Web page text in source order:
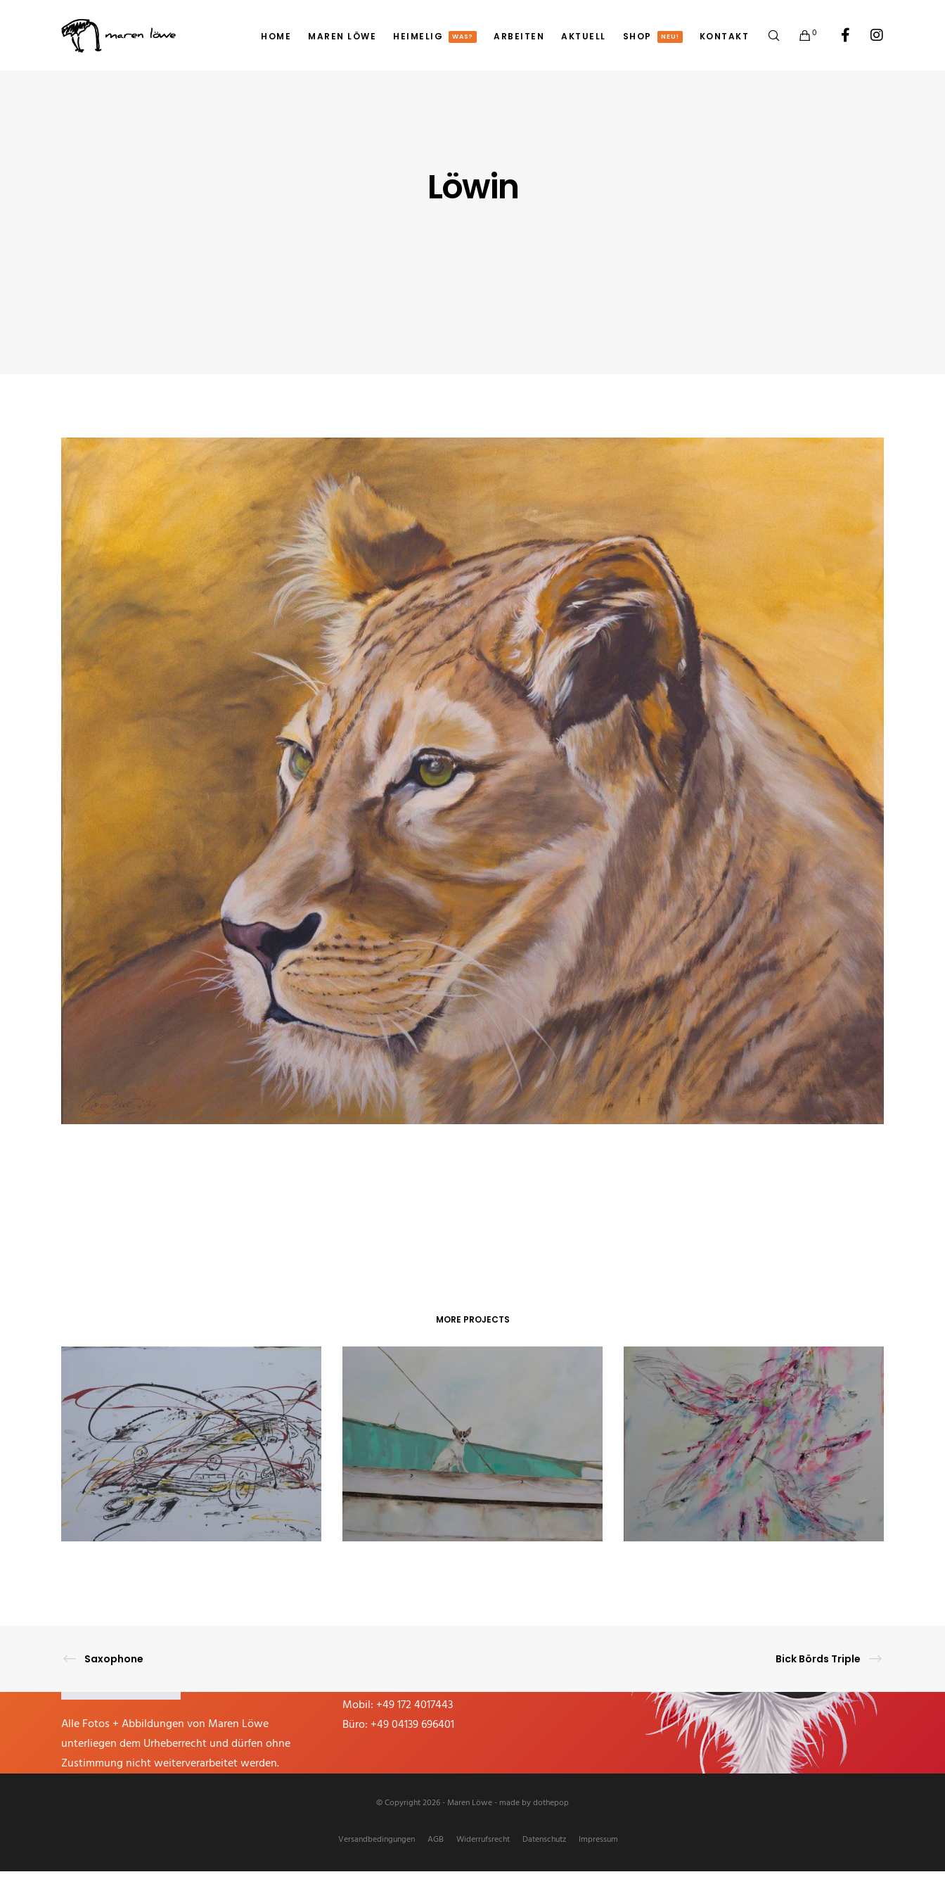
0
HOME MAREN LÖWE HEIMELIG WAS? ARBEITEN AKTUELL SHOP NEU! KONTAKT
Löwin
MORE PROJECTS
Saxophone Bick Börds Triple
INFORMATION
Lieferfristen
Alle Fotos + Abbildungen von Maren Löwe
unterliegen dem Urheberrecht und dürfen ohne
Zustimmung nicht weiterverarbeitet werden.
ATELIER
Mobil: +49 172 4017443
Büro: +49 04139 696401
© Copyright 2026 - Maren Löwe - made bydothepop
Versandbedingungen AGB Widerrufsrecht Datenschutz Impressum